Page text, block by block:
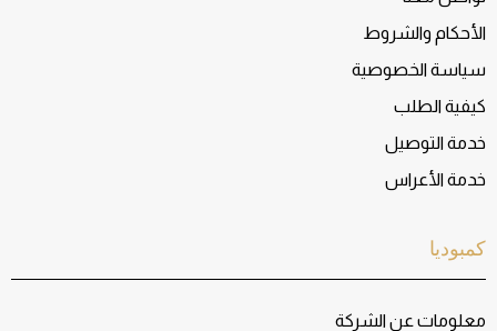
كمبوديا
معلومات عن الشركة
الأحكام والشروط
سياسة الخصوصية
كيفية الطلب
خدمة التوصيل
خدمة الأعراس